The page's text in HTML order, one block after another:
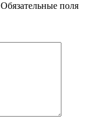
Обязательные поля